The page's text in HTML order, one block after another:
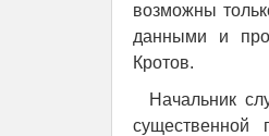
возможны
данными и
Кротов.
Начальник
существенной